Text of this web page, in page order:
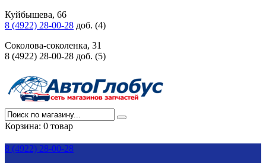
Куйбышева, 66
8 (4922) 28-00-28 доб. (4)
Соколова-соколенка, 31
8 (4922) 28-00-28 доб. (5)
Корзина: 0 товар
8 (4922) 28-00-28